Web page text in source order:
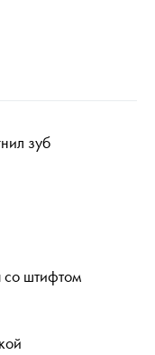
зуб
со штифтом